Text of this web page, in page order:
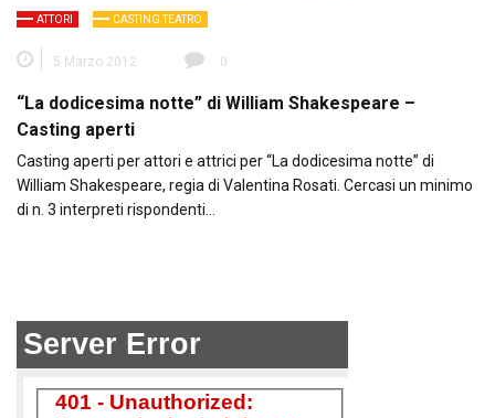
ATTORI CASTING TEATRO
5 Marzo 2012 0
“La dodicesima notte” di William Shakespeare –
Casting aperti
Casting aperti per attori e attrici per “La dodicesima notte” di
William Shakespeare, regia di Valentina Rosati. Cercasi un minimo
di n. 3 interpreti rispondenti…